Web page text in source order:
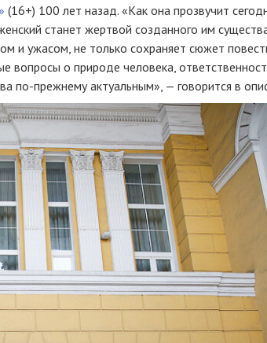
(16+) 100 лет назад. «Как она прозвучит
станет жертвой созданного им
и ужасом, не только сохраняет сюжет
вопросы о природе человека,
по-прежнему актуальным», — говорится в